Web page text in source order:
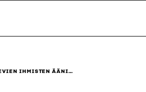
IHMISTEN ÄÄNI…